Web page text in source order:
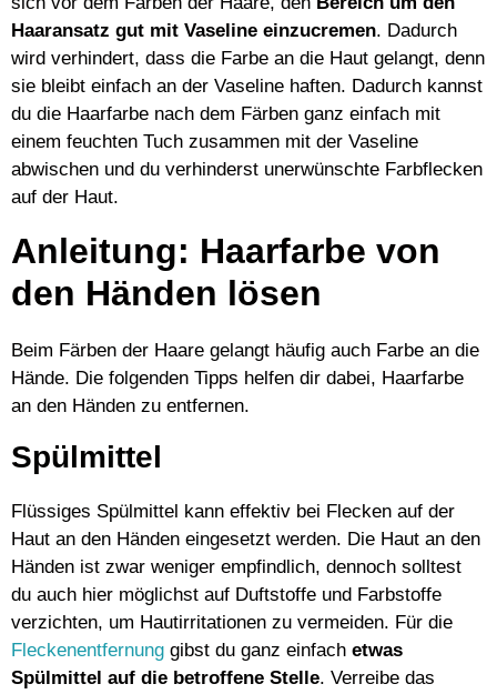
Haaransatz gut mit Vaseline einzucremen. Dadurch
wird verhindert, dass die Farbe an die Haut gelangt, denn
sie bleibt einfach an der Vaseline haften. Dadurch kannst
du die Haarfarbe nach dem Färben ganz einfach mit
einem feuchten Tuch zusammen mit der Vaseline
abwischen und du verhinderst unerwünschte Farbflecken
auf der Haut.
Anleitung: Haarfarbe von
den Händen lösen
Beim Färben der Haare gelangt häufig auch Farbe an die
Hände. Die folgenden Tipps helfen dir dabei, Haarfarbe
an den Händen zu entfernen.
Spülmittel
Flüssiges Spülmittel kann effektiv bei Flecken auf der
Haut an den Händen eingesetzt werden. Die Haut an den
Händen ist zwar weniger empfindlich, dennoch solltest
du auch hier möglichst auf Duftstoffe und Farbstoffe
verzichten, um Hautirritationen zu vermeiden. Für die
Fleckenentfernung gibst du ganz einfach etwas
Spülmittel auf die betroffene Stelle. Verreibe das